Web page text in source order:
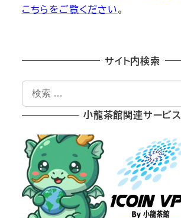
こちらをご覧ください。
サイト内検索
索
小龍茶館関連サービス